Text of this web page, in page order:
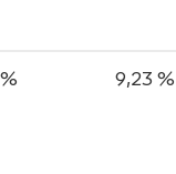
9,23 %